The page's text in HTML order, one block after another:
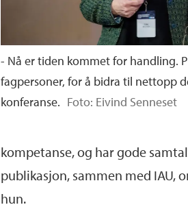
- Nå er tiden kommet for handling.
fagpersoner, for å bidra til nettopp
konferanse. Foto: Eivind Senneset
kompetanse, og har gode
publikasjon, sammen med IAU,
hun.